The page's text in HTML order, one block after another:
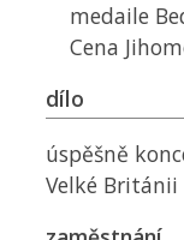
medaile
Cena
dílo
úspěšně
Velké Británii